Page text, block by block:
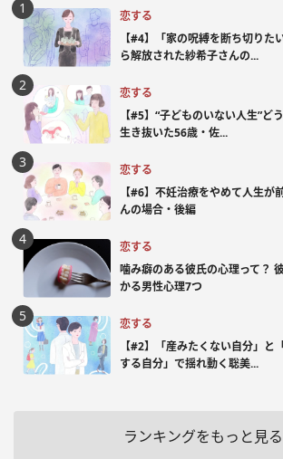
恋する
【#4】「家の呪縛を断ち切りた
ら解放された紗希子さんの...
恋する
【#5】“子どものいない人生”
生き抜いた56歳・佐...
恋する
【#6】不妊治療をやめて人生が
んの場合・後編
恋する
噛み癖のある彼氏の心理って？
かる男性心理7つ
恋する
【#2】「産みたくない自分」と
する自分」で揺れ動く聡美...
ランキングをもっと見る